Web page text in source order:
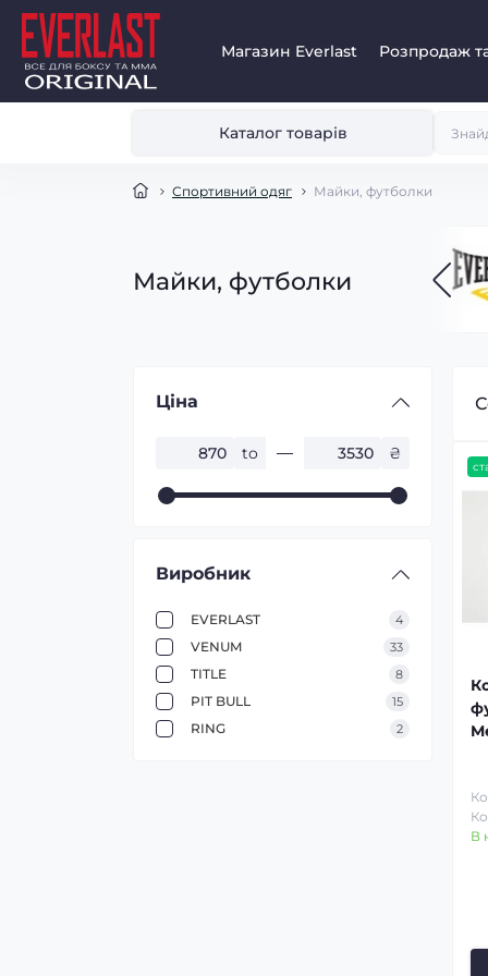
Магазин Everlast Розпродаж та
Каталог товарів
Спортивний одяг Майки, футболки
Майки, футболки
Ціна
to ₴
Виробник
EVERLAST 4
VENUM 33
TITLE 8
PIT BULL 15
RING 2
В